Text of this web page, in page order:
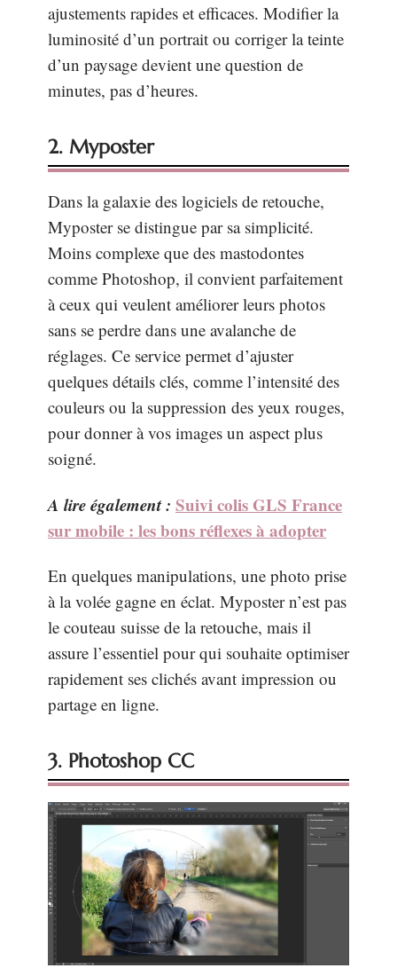
ajustements rapides et efficaces. Modifier la
luminosité d’un portrait ou corriger la teinte
d’un paysage devient une question de
minutes, pas d’heures.
2. Myposter
Dans la galaxie des logiciels de retouche,
Myposter se distingue par sa simplicité.
Moins complexe que des mastodontes
comme Photoshop, il convient parfaitement
à ceux qui veulent améliorer leurs photos
sans se perdre dans une avalanche de
réglages. Ce service permet d’ajuster
quelques détails clés, comme l’intensité des
couleurs ou la suppression des yeux rouges,
pour donner à vos images un aspect plus
soigné.
A lire également : Suivi colis GLS France
sur mobile : les bons réflexes à adopter
En quelques manipulations, une photo prise
à la volée gagne en éclat. Myposter n’est pas
le couteau suisse de la retouche, mais il
assure l’essentiel pour qui souhaite optimiser
rapidement ses clichés avant impression ou
partage en ligne.
3. Photoshop CC